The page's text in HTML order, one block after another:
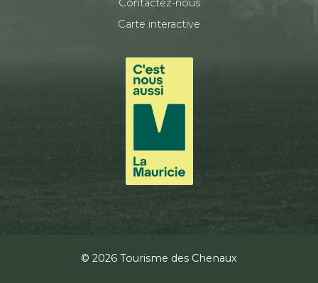
Contactez-nous
Carte interactive
© 2026 Tourisme des Chenaux